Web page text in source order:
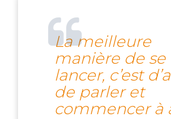
La meilleure
manière de se
lancer, c’est
de parler et
commencer à